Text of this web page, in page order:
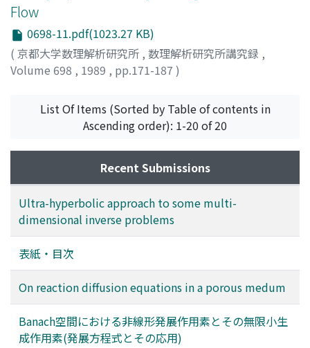
Flow
0698-11.pdf(1023.27 KB)
( 京都大学数理解析研究所 , 数理解析研究所講究録 ,
Volume 698 , 1989 , pp.171-187 )
List Of Items (Sorted by Table of contents in
Ascending order): 1-20 of 20
Recent Submissions
Ultra-hyperbolic approach to some multi-
dimensional inverse problems
表紙・目次
On reaction diffusion equations in a porous medum
Banach空間における非線形発展作用素とその無限小生
成作用素(発展方程式とその応用)